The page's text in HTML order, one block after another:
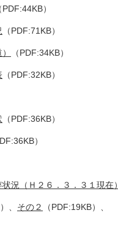
PDF:44KB）
（PDF:71KB）
（PDF:34KB）
（PDF:32KB）
（PDF:36KB）
）
況（Ｈ２６．３．３１現在）
、 その２ （PDF:19KB）、